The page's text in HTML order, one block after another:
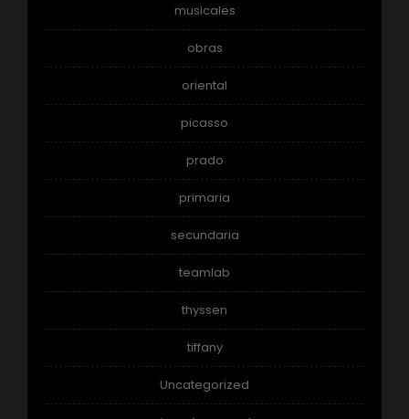
musicales
obras
oriental
picasso
prado
primaria
secundaria
teamlab
thyssen
tiffany
Uncategorized